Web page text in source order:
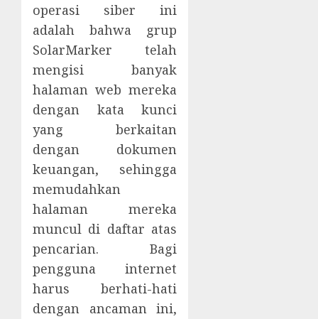
operasi siber ini
adalah bahwa grup
SolarMarker telah
mengisi banyak
halaman web mereka
dengan kata kunci
yang berkaitan
dengan dokumen
keuangan, sehingga
memudahkan
halaman mereka
muncul di daftar atas
pencarian. Bagi
pengguna internet
harus berhati-hati
dengan ancaman ini,